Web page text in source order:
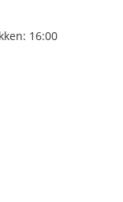
16:00